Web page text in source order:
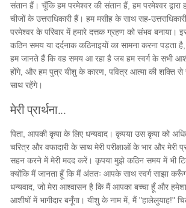
संतान हैं। चूँकि हम परमेश्वर की संतान हैं, हम परमेश्वर द्वारा
चीजों के उत्तराधिकारी हैं। हम मसीह के साथ सह-
परमेश्वर के परिवार में हमारे दत्तक ग्रहण को संभव बनाया।
कठिन समय या दर्दनाक कठिनाइयों का सामना करना पड़ता है,
हम जानते हैं कि वह समय आ रहा है जब हम स्वर्ग के सभी
होंगे, और हम पुत्र यीशु के कारण, पवित्र आत्मा की शक्ति से
साथ रहेंगे।
मेरी प्रार्थना...
पिता, आपकी कृपा के लिए धन्यवाद। कृपया उस कृपा को
चरित्र और वफादारी के साथ मेरी परीक्षाओं के भार और मेरी
सहन करने में मेरी मदद करें। कृपया मुझे कठिन समय में भी
क्योंकि मैं जानता हूँ कि मैं अंततः आपके साथ स्वर्ग साझा
धन्यवाद, जो मेरा आश्वासन है कि मैं आपका बच्चा हूँ और
आशीषों में भागीदार बनूँगा। यीशु के नाम में, मैं "हालेलुयाह!"